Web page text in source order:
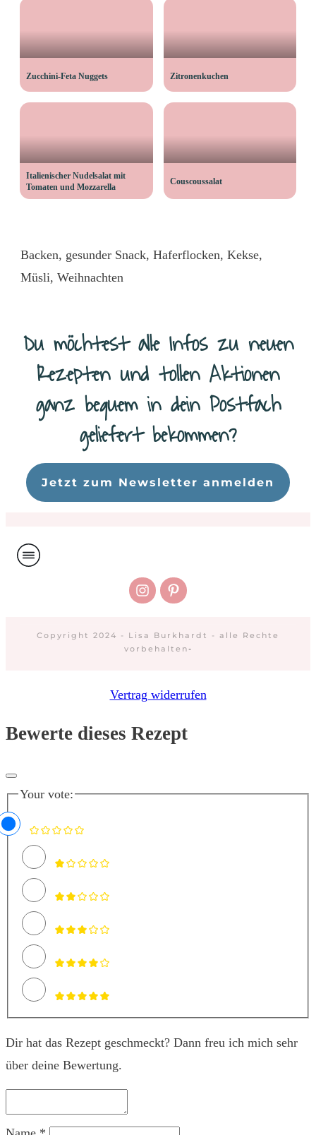
Zucchini-Feta Nuggets Zitronenkuchen
Italienischer Nudelsalat mit
Tomaten und Mozzarella
Couscoussalat
Backen, gesunder Snack, Haferflocken, Kekse,
Müsli, Weihnachten
Du möchtest alle Infos zu neuen
Rezepten und tollen Aktionen
ganz bequem in dein Postfach
geliefert bekommen?
Jetzt zum Newsletter anmelden
Copyright 2024 - Lisa Burkhardt - alle Rechte
vorbehalten-
Vertrag widerrufen
Bewerte dieses Rezept
Your vote:
Dir hat das Rezept geschmeckt? Dann freu ich mich sehr
über deine Bewertung.